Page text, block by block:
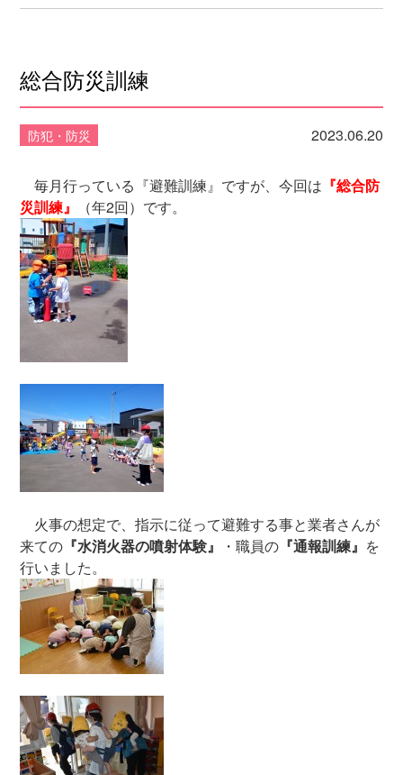
総合防災訓練
防犯・防災 2023.06.20
毎月行っている『避難訓練』ですが、今回は 『総合防
災訓練』
（年2回）です。
火事の想定で、指示に従って避難する事と業者さんが
来ての 『水消火器の噴射体験』 ・職員の 『通報訓練』 を
行いました。